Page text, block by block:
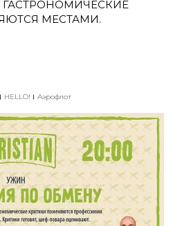
МЕСТАМИ.
HELLO! Аэрофлот